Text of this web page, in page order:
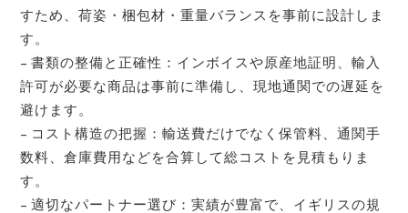
すため、荷姿・梱包材・重量バランスを事前に設計しま
す。
– 書類の整備と正確性：インボイスや原産地証明、輸入
許可が必要な商品は事前に準備し、現地通関での遅延を
避けます。
– コスト構造の把握：輸送費だけでなく保管料、通関手
数料、倉庫費用などを合算して総コストを見積もりま
す。
– 適切なパートナー選び：実績が豊富で、イギリスの規